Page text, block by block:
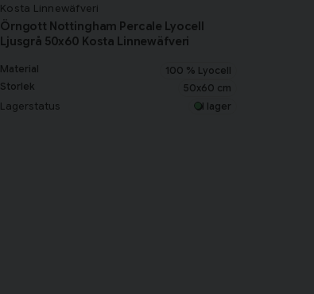
Kosta Linnewäfveri
Örngott Nottingham Percale Lyocell
Ljusgrå 50x60 Kosta Linnewäfveri
Material
100 % Lyocell
Storlek
50x60 cm
Lagerstatus I lager